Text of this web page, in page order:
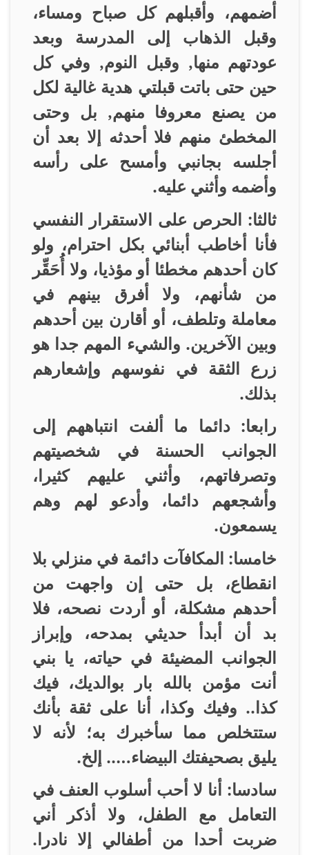
أضمهم، وأقبلهم كل صباح ومساء،
وقبل الذهاب إلى المدرسة وبعد
عودتهم منها, وقبل النوم, وفي كل
حين حتى باتت قبلتي هدية غالية لكل
من يصنع معروفا منهم, بل وحتى
المخطئ منهم فلا أحدثه إلا بعد أن
أجلسه بجانبي وأمسح على رأسه
وأضمه وأثني عليه.
ثالثا: الحرص على الاستقرار النفسي
فأنا أخاطب أبنائي بكل احترام، ولو
كان أحدهم مخطئا أو مؤذيا، ولا أُحَقِّر
من شأنهم، ولا أفرق بينهم في
معاملة وتلطف، أو أقارن بين أحدهم
وبين الآخرين. والشيء المهم جدا هو
زرع الثقة في نفوسهم وإشعارهم
بذلك.
رابعا: دائما ما ألفت انتباههم إلى
الجوانب الحسنة في شخصيتهم
وتصرفاتهم، وأثني عليهم كثيرا،
وأشجعهم دائما، وأدعو لهم وهم
يسمعون.
خامسا: المكافآت دائمة في منزلي بلا
انقطاع، بل حتى إن واجهت من
أحدهم مشكلة، أو أردت نصحه، فلا
بد أن أبدأ حديثي بمدحه، وإبراز
الجوانب المضيئة في حياته، يا بني
أنت مؤمن بالله بار بوالديك، فيك
كذا.. وفيك وكذا، أنا على ثقة بأنك
ستتخلص مما سأخبرك به؛ لأنه لا
يليق بصحيفتك البيضاء….. إلخ.
سادسا: أنا لا أحب أسلوب العنف في
التعامل مع الطفل، ولا أذكر أني
ضربت أحدا من أطفالي إلا نادرا.